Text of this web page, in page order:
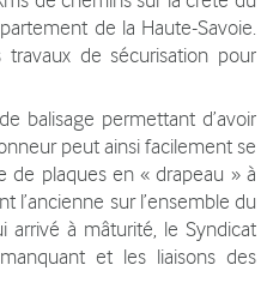
de la Haute-Savoie.
de sécurisation pour
balisage permettant d’avoir
peut ainsi facilement se
de plaques en « drapeau » à
l’ancienne sur l’ensemble du
arrivé à mâturité, le Syndicat
et les liaisons des